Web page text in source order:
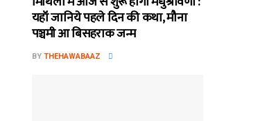
यहॉं जानिये पहले दिन की कथा, मौना
पञ्चमी आ बिसहराक जन्म
BY THEHAWABAAZ